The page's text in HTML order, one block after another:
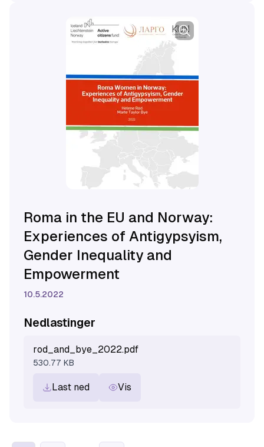
Roma in the EU and Norway:
Experiences of Antigypsyism,
Gender Inequality and
Empowerment
10.5.2022
Nedlastinger
rod_and_bye_2022.pdf
530.77 KB
Last ned Vis